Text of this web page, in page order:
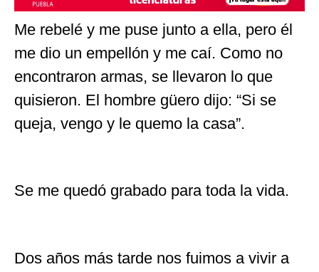
Me rebelé y me puse junto a ella, pero él
me dio un empellón y me caí. Como no
encontraron armas, se llevaron lo que
quisieron. El hombre güero dijo: “Si se
queja, vengo y le quemo la casa”.
Se me quedó grabado para toda la vida.
Dos años más tarde nos fuimos a vivir a